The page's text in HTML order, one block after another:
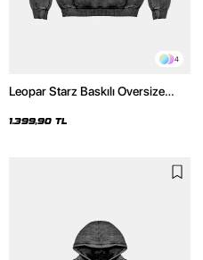
4
Leopar Starz Baskılı Oversize
Hoodie
1.399,90 TL